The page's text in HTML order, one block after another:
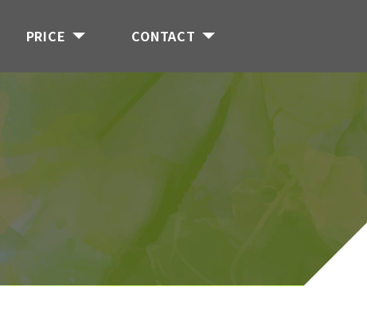
PRICE CONTACT